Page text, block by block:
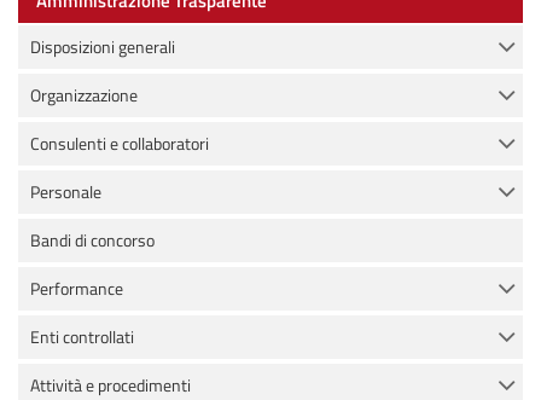
Disposizioni generali
Organizzazione
Consulenti e collaboratori
Personale
Bandi di concorso
Performance
Enti controllati
Attività e procedimenti